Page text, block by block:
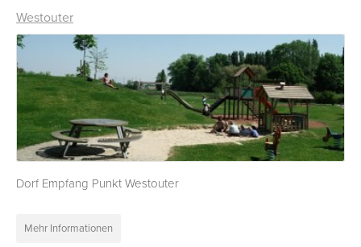
Westouter
Dorf Empfang Punkt Westouter
Mehr Informationen